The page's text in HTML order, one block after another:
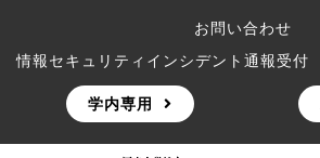
お問い合わせ
情報セキュリティインシデント通報受付
学内専用